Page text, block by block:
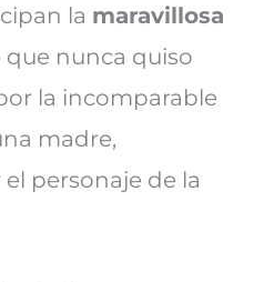
la maravillosa
que nunca quiso
la incomparable
madre,
personaje de la